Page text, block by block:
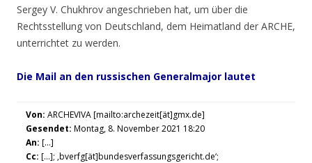
Sergey V. Chukhrov angeschrieben hat, um über die
Rechtsstellung von Deutschland, dem Heimatland der ARCHE,
unterrichtet zu werden.
Die Mail an den russischen Generalmajor lautet
Von: ARCHEVIVA [mailto:archezeit[ät]gmx.de]
Gesendet: Montag, 8. November 2021 18:20
An: […]
Cc: […]; ‚bverfg[ät]bundesverfassungsgericht.de‘;